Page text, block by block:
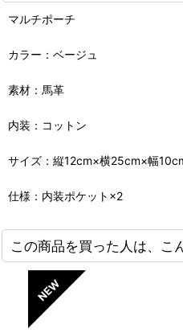
マルチポーチ
カラー：ベージュ
素材：馬革
内装：コットン
サイズ：縦12cm×横25cm×幅
仕様：内装ポケット×2
この商品を買った人は、こ